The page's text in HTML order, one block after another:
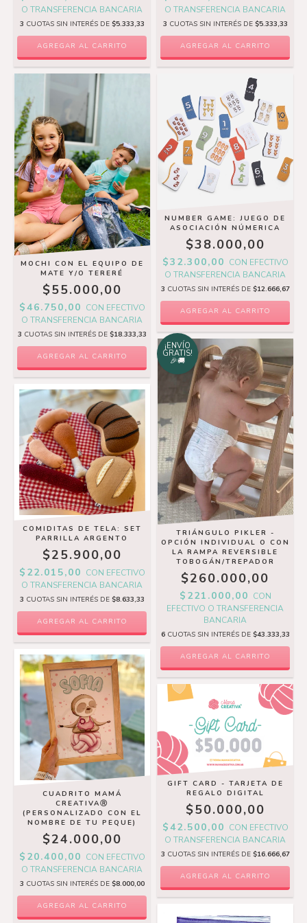
O TRANSFERENCIA BANCARIA
3 CUOTAS SIN INTERÉS DE $5.333,33
O TRANSFERENCIA BANCARIA
3 CUOTAS SIN INTERÉS DE $5.333,33
MOCHI CON EL EQUIPO DE
MATE Y/O TERERÉ
$55.000,00
$46.750,00 CON EFECTIVO
O TRANSFERENCIA BANCARIA
3 CUOTAS SIN INTERÉS DE $18.333,33
NUMBER GAME: JUEGO DE
ASOCIACIÓN NÚMERICA
$38.000,00
$32.300,00 CON EFECTIVO
O TRANSFERENCIA BANCARIA
3 CUOTAS SIN INTERÉS DE $12.666,67
COMIDITAS DE TELA: SET
PARRILLA ARGENTO
$25.900,00
$22.015,00 CON EFECTIVO
O TRANSFERENCIA BANCARIA
3 CUOTAS SIN INTERÉS DE $8.633,33
¡ENVÍO
GRATIS!
🎉🚚
TRIÁNGULO PIKLER -
OPCIÓN INDIVIDUAL O CON
LA RAMPA REVERSIBLE
TOBOGÁN/TREPADOR
$260.000,00
$221.000,00 CON
EFECTIVO O TRANSFERENCIA
BANCARIA
6 CUOTAS SIN INTERÉS DE $43.333,33
AGREGAR AL CARRITO
CUADRITO MAMÁ
CREATIVAⓇ
(PERSONALIZADO CON EL
NOMBRE DE TU PEQUE)
$24.000,00
$20.400,00 CON EFECTIVO
O TRANSFERENCIA BANCARIA
3 CUOTAS SIN INTERÉS DE $8.000,00
AGREGAR AL CARRITO
GIFT CARD - TARJETA DE
REGALO DIGITAL
$50.000,00
$42.500,00 CON EFECTIVO
O TRANSFERENCIA BANCARIA
3 CUOTAS SIN INTERÉS DE $16.666,67